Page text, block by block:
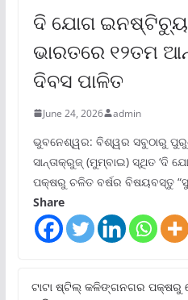
ଦି ଯୋଗ
ଭାରତରେ ୧୨ତମ
ଦିବସ ପାଳିତ
June 24, 2026 admin
ଭୁବନେଶ୍ୱର: ବିଶ୍ୱର ସବୁଠାରୁ
ସାନ୍ତାକ୍ରୁଜ୍ (ମୁମ୍ବାଇ) ସ୍ଥିତ ‘ଦି
ପକ୍ଷରୁ ଚଳିତ ବର୍ଷର ବିଷୟବସ୍ତୁ
Share
ଟାଟା ଷ୍ଟିଲ୍‌ କଳିଙ୍ଗନଗର ପକ୍ଷରୁ